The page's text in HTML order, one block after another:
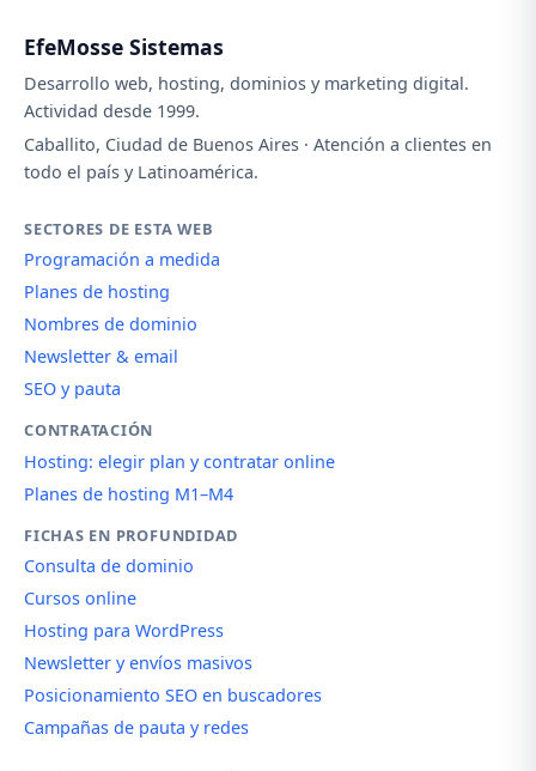
EfeMosse Sistemas
Desarrollo web, hosting, dominios y marketing digital.
Actividad desde 1999.
Caballito, Ciudad de Buenos Aires · Atención a clientes en
todo el país y Latinoamérica.
SECTORES DE ESTA WEB
Programación a medida
Planes de hosting
Nombres de dominio
Newsletter & email
SEO y pauta
CONTRATACIÓN
Hosting: elegir plan y contratar online
Planes de hosting M1–M4
FICHAS EN PROFUNDIDAD
Consulta de dominio
Cursos online
Hosting para WordPress
Newsletter y envíos masivos
Posicionamiento SEO en buscadores
Campañas de pauta y redes